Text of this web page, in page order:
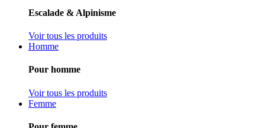
Escalade & Alpinisme
Voir tous les produits
Homme
Pour homme
Voir tous les produits
Femme